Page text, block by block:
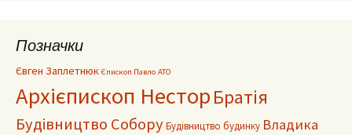
Позначки
Євген Заплетнюк Єпископ Павло АТО
Архієпископ Нестор Братія
Будівництво Собору Будівництво будинку Владика